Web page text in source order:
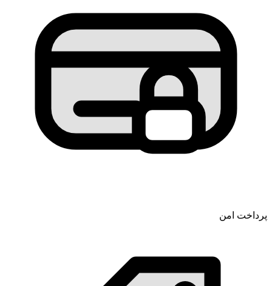
پرداخت امن